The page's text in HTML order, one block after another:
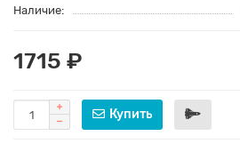
Наличие:
1715 ₽
Купить